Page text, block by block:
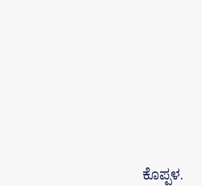
ಕೊಪ್ಪಳ.